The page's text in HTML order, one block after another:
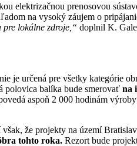
elektrizačnou prenosovou
na vysoký záujem o
pre lokálne zdroje,“ doplnil K.
je určená pre všetky kategórie
polovica balíka bude smerovať na
aspoň 2 000 hodinám
však, že projekty na území
tohto roka. Rezort bude